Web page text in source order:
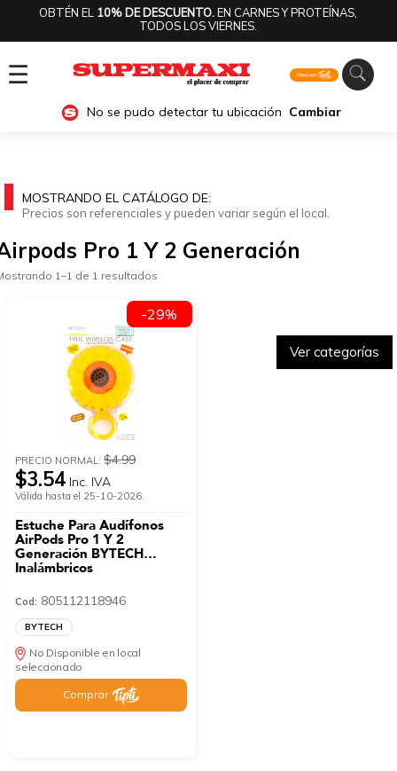
OBTÉN EL 10% DE DESCUENTO.EN CARNES Y PROTEÍNAS,
TODOS LOS VIERNES.
☰
No se pudo detectar tu ubicación Cambiar
Ver categorías
MOSTRANDO EL CATÁLOGO DE:
Precios son referenciales y pueden variar según el local.
Pro 1 Y 2 Generación
1–1 de 1 resultados
PRECIO NORMAL:$4.99
$3.54 Inc. IVA
Válida hasta el 25-10-2026.
Estuche Para Audífonos
AirPods Pro 1 Y 2
Generación BYTECH
Inalámbricos
Cod: 805112118946
BYTECH
No Disponible en local
seleccionado
Comprar
-29%